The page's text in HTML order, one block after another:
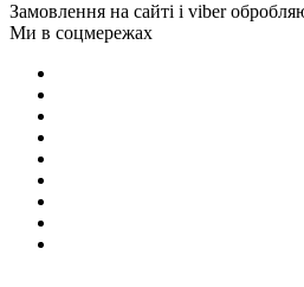
Замовлення на сайті і viber
Ми в соцмережах